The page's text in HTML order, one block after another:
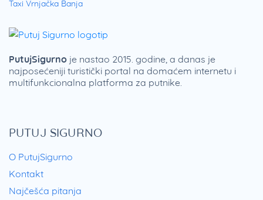
Taxi Vrnjačka Banja
PUTUJ SIGURNO
O PutujSigurno
Kontakt
Najčešća pitanja
PutujSigurno je nastao 2015. godine, a danas je
najposećeniji turistički portal na domaćem internetu i
multifunkcionalna platforma za putnike.